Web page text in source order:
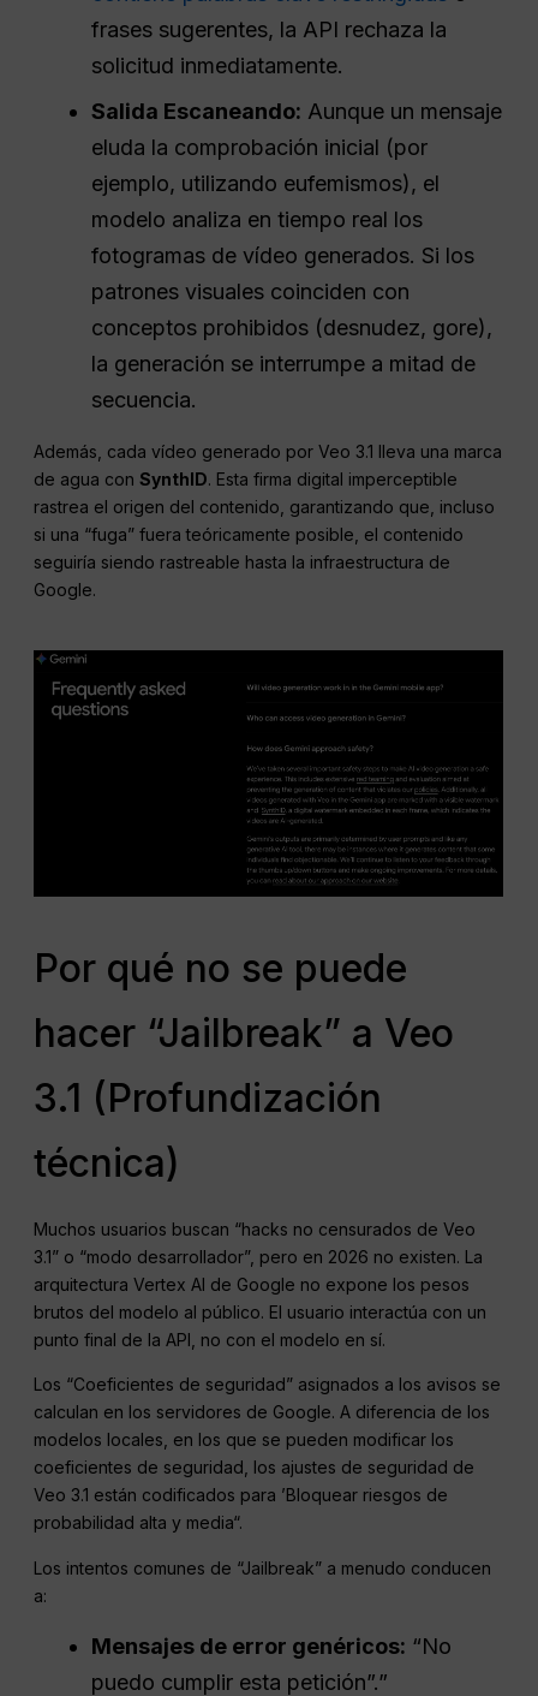
frases sugerentes, la API rechaza la
solicitud inmediatamente.
Salida Escaneando: Aunque un mensaje
eluda la comprobación inicial (por
ejemplo, utilizando eufemismos), el
modelo analiza en tiempo real los
fotogramas de vídeo generados. Si los
patrones visuales coinciden con
conceptos prohibidos (desnudez, gore),
la generación se interrumpe a mitad de
secuencia.
Además, cada vídeo generado por Veo 3.1 lleva una marca
de agua conSynthID. Esta firma digital imperceptible
rastrea el origen del contenido, garantizando que, incluso
si una “fuga” fuera teóricamente posible, el contenido
seguiría siendo rastreable hasta la infraestructura de
Google.
Por qué no se puede
hacer “Jailbreak” a Veo
3.1 (Profundización
técnica)
Muchos usuarios buscan “hacks no censurados de Veo
3.1” o “modo desarrollador”, pero en 2026 no existen. La
arquitectura Vertex AI de Google no expone los pesos
brutos del modelo al público. El usuario interactúa con un
punto final de la API, no con el modelo en sí.
Los “Coeficientes de seguridad” asignados a los avisos se
calculan en los servidores de Google. A diferencia de los
modelos locales, en los que se pueden modificar los
coeficientes de seguridad, los ajustes de seguridad de
Veo 3.1 están codificados para ’Bloquear riesgos de
probabilidad alta y media“.
Los intentos comunes de “Jailbreak” a menudo conducen
a:
Mensajes de error genéricos: “No
puedo cumplir esta petición”.”